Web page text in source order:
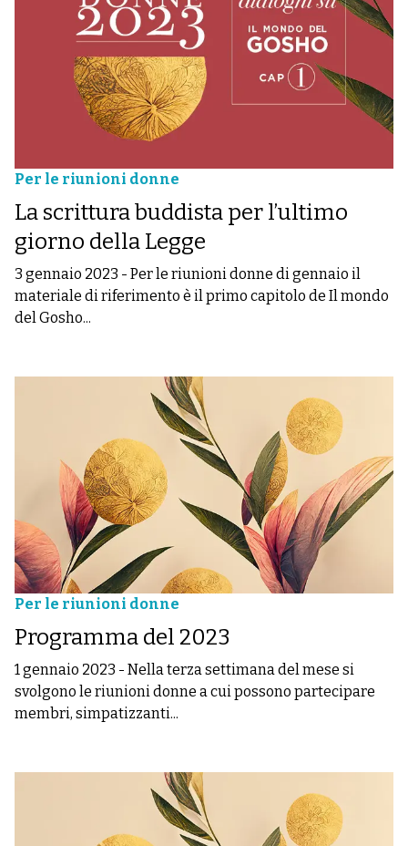
Per le riunioni donne
La scrittura buddista per l’ultimo
giorno della Legge
3 gennaio 2023 - Per le riunioni donne di gennaio il
materiale di riferimento è il primo capitolo de Il mondo
del Gosho...
Per le riunioni donne
Programma del 2023
1 gennaio 2023 - Nella terza settimana del mese si
svolgono le riunioni donne a cui possono partecipare
membri, simpatizzanti...